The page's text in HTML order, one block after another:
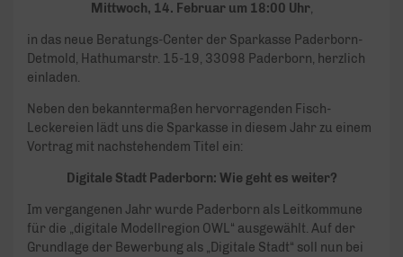
Mittwoch, 14. Februar um 18:00 Uhr,
in das neue Beratungs-Center der Sparkasse Paderborn-
Detmold, Hathumarstr. 15-19, 33098 Paderborn, herzlich
einladen.
Neben den bekanntermaßen hervorragenden Fisch-
Leckereien lädt uns die Sparkasse in diesem Jahr zu einem
Vortrag mit nachstehendem Titel ein:
Digitale Stadt Paderborn: Wie geht es weiter?
Im vergangenen Jahr wurde Paderborn als Leitkommune
für die „digitale Modellregion OWL“ ausgewählt. Auf der
Grundlage der Bewerbung als „Digitale Stadt“ soll nun bei